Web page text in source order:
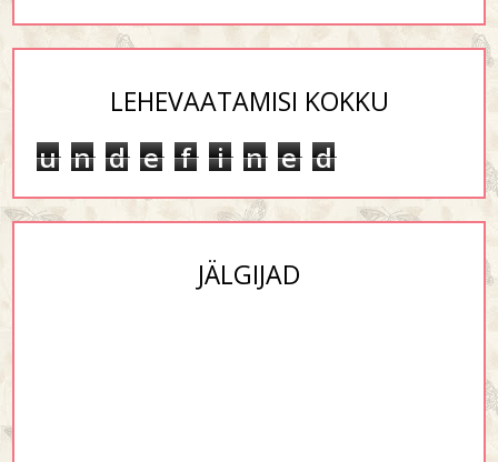
LEHEVAATAMISI KOKKU
u n d e f i n e d
JÄLGIJAD